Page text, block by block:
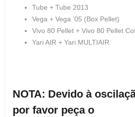
Tube + Tube 2013
Vega + Vega ’05 (Box Pellet)
Vivo 80 Pellet + Vivo 80 Pellet
Yari AIR + Yari MULTIAIR
NOTA: Devido à
por favor peça o